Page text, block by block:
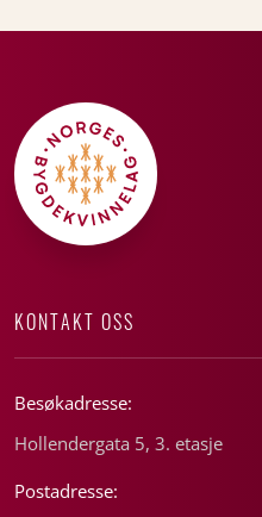
KONTAKT OSS
Besøkadresse:
Hollendergata 5, 3. etasje
Postadresse: